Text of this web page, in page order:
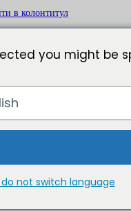
в колонтитул
you might be
not switch language